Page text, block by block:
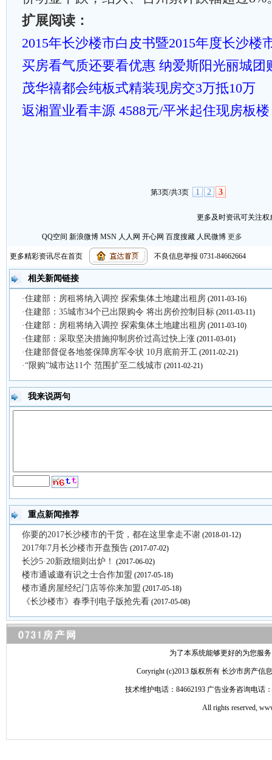
扩展阅读：
2015年长沙楼市白皮书暨2015年度长沙楼
买房看气质还要看优惠 纳爱斯阳光丽城团
茂华禧都会纯板式精装现房交3万抵10万
返湘置业看丰源 4588元/平米起住现房板楼
第3页/共3页 1 2 3
更多及时资讯可关注
QQ空间 新浪微博 MSN 人人网 开心网 百度搜藏 人民微博 更多
更多精彩资讯尽在首页 不良信息举报 0731-84662664
【 复制链接】【打印页面
相关新闻链接
·住建部：房租将纳入调控 探索集体土地建出租房 (2011-03-16)
·住建部：35城市34个已出限购令 将出房价控制目标 (2011-03-11)
·住建部：房租将纳入调控 探索集体土地建出租房 (2011-03-10)
·住建部：采取坚决措施抑制房价过高过快上涨 (2011-03-01)
·住建部督促各地签保障房军令状 10月底前开工 (2011-02-21)
·“限购”城市达11个 范围扩至二线城市 (2011-02-21)
我来说两句
重点新闻推荐
你要的2017长沙楼市的干货，都在这里拿走不谢 (2018-01-12)
2017年7月长沙楼市开盘预告 (2017-07-02)
长沙5·20新政细则出炉！ (2017-06-02)
楼市通诚邀有识之士合作加盟 (2017-05-18)
楼市通房屋经纪门店等你来加盟 (2017-05-18)
《长沙楼市》春季刊电子版抢先看 (2017-05-08)
为了本系统能够更好的为您服
Coryright (c)2013 版权所有 长沙市房产
技术维护电话：84662193 广告业务咨询电话
All rights reserved,